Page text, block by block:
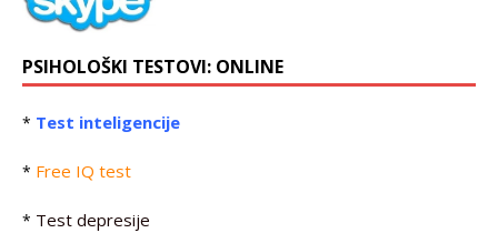
PSIHOLOŠKI TESTOVI: ONLINE
* Test inteligencije
* Free IQ test
* Test depresije